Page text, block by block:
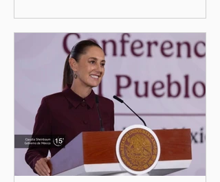
partido. La Comisión
Nacional de Honestidad y
Justicia (CNHJ) de Morena
inició formalmente un
procedimiento sancionador
de oficio contra ambas
legisladoras por las
expresiones realizadas en
el podcast DesCasadas,
luego de que sus